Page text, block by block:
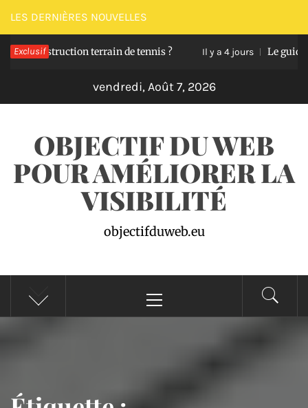
Passer
au
contenu
LES DERNIÈRES NOUVELLES
Exclusif terrain de tennis ? Il y a 4 jours Le guide pour
vendredi, Août 7, 2026
OBJECTIF DU WEB
POUR AMÉLIORER LA
VISIBILITÉ
objectifduweb.eu
principal